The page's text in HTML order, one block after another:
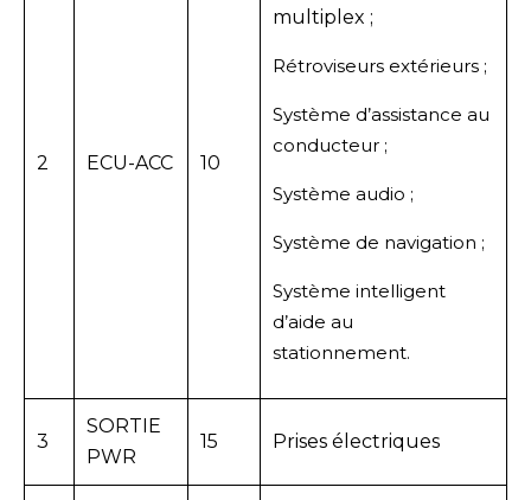
2 ECU-ACC 10
multiplex ;
Rétroviseurs extérieurs ;
Système d’assistance au
conducteur ;
Système audio ;
Système de navigation ;
Système intelligent
d’aide au
stationnement.
3
SORTIE
PWR
15 Prises électriques